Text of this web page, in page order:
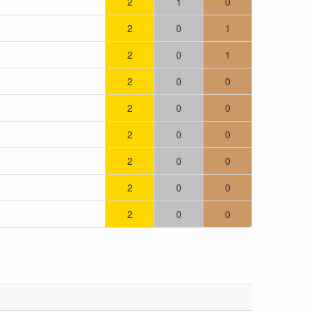
2
0
1
2
0
1
2
0
0
2
0
0
2
0
0
2
0
0
2
0
0
2
0 0